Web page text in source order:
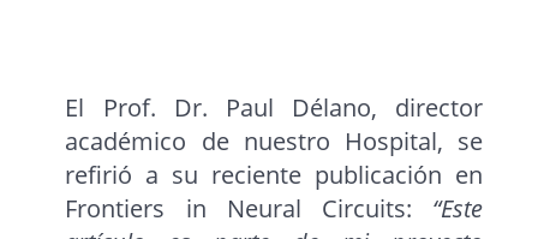
El Prof. Dr. Paul Délano, director
académico de nuestro Hospital, se
refirió a su reciente publicación en
Frontiers in Neural Circuits: “Este